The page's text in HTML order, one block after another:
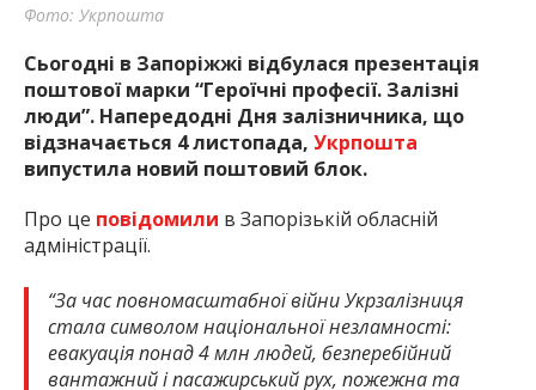
Фото: Укрпошта
Сьогодні в Запоріжжі відбулася презентація
поштової марки “Героїчні професії. Залізні
люди”. Напередодні Дня залізничника, що
відзначається 4 листопада, Укрпошта
випустила новий поштовий блок.
Про це повідомили в Запорізькій обласній
адміністрації.
“За час повномасштабної війни Укрзалізниця
стала символом національної незламності:
евакуація понад 4 млн людей, безперебійний
вантажний і пасажирський рух, пожежна та